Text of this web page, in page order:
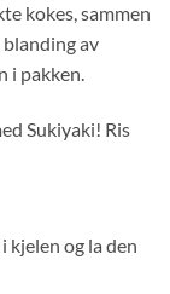
kokes, sammen
blanding av
i pakken.
Sukiyaki! Ris
kjelen og la den